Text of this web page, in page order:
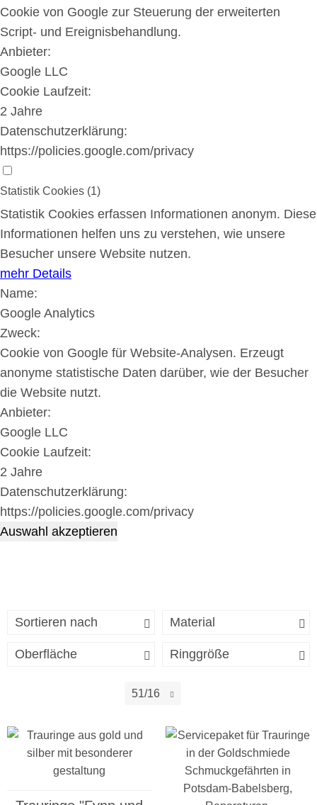
Cookie von Google zur Steuerung der erweiterten
Script- und Ereignisbehandlung.
Anbieter:
Google LLC
Cookie Laufzeit:
2 Jahre
Datenschutzerklärung:
https://policies.google.com/privacy
Statistik Cookies (1)
Statistik Cookies erfassen Informationen anonym. Diese
Informationen helfen uns zu verstehen, wie unsere
Besucher unsere Website nutzen.
mehr Details
Name:
Google Analytics
Zweck:
Cookie von Google für Website-Analysen. Erzeugt
anonyme statistische Daten darüber, wie der Besucher
die Website nutzt.
Anbieter:
Google LLC
Cookie Laufzeit:
2 Jahre
Datenschutzerklärung:
https://policies.google.com/privacy
Auswahl akzeptieren
Sortieren nach Material
Oberfläche Ringgröße
51/16